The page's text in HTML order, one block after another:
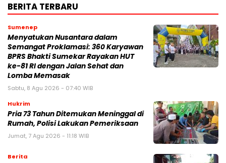
BERITA TERBARU
Sumenep
Menyatukan Nusantara dalam
Semangat Proklamasi: 360 Karyawan
BPRS Bhakti Sumekar Rayakan HUT
ke-81 RI dengan Jalan Sehat dan
Lomba Memasak
Sabtu, 8 Agu 2026 - 07:40 WIB
Hukrim
Pria 73 Tahun Ditemukan Meninggal di
Rumah, Polisi Lakukan Pemeriksaan
Jumat, 7 Agu 2026 - 11:18 WIB
Berita